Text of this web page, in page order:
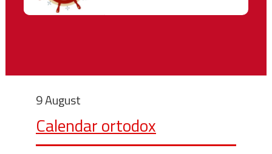
9 August
Calendar ortodox